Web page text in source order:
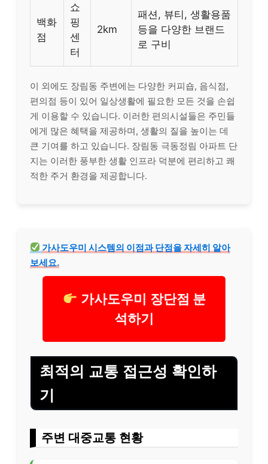
백화
점
쇼
핑
센
터
2km
패션, 뷰티, 생활용품
등을 다양한 브랜드
로 구비
이 외에도 장림동 주변에는 다양한 커피숍, 음식점,
편의점 등이 있어 일상생활에 필요한 모든 것을 손쉽
게 이용할 수 있습니다. 이러한 편의시설들은 주민들
에게 많은 혜택을 제공하며, 생활의 질을 높이는 데
큰 기여를 하고 있습니다. 장림동 극동정림 아파트 단
지는 이러한 풍부한 생활 인프라 덕분에 편리하고 쾌
적한 주거 환경을 제공합니다.
가사도우미 시스템의 이점과 단점을 자세히 알아
보세요.
가사도우미 장단점 분
석하기
최적의 교통 접근성 확인하
기
주변 대중교통 현황